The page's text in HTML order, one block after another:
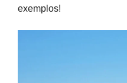
exemplos!